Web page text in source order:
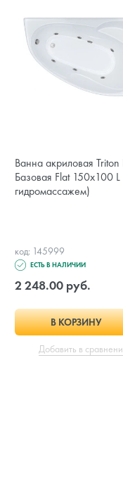
Ванна акриловая Triton
Базовая Flat 150x100 L
гидромассажем)
код: 145999
ЕСТЬ В НАЛИЧИИ
2 248.00 руб.
В КОРЗИНУ
Добавить в